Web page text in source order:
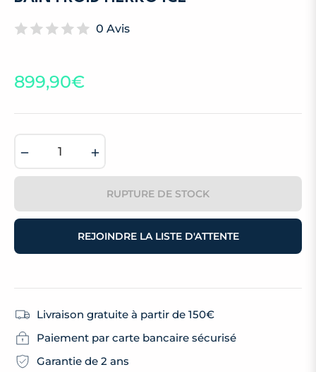
0 Avis
Prix
899,90€
RUPTURE DE STOCK
REJOINDRE LA LISTE D'ATTENTE
Livraison gratuite à partir de 150€
Paiement par carte bancaire sécurisé
Garantie de 2 ans